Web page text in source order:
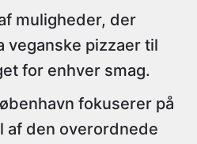
muligheder, der
veganske pizzaer til
for enhver smag.
fokuserer på
af den overordnede